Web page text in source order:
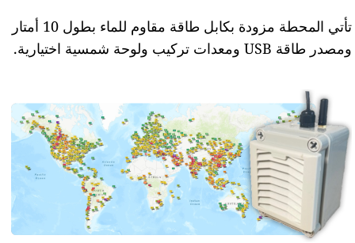
تأتي المحطة مزودة بكابل طاقة مقاوم للماء بطول 10 أمتار
ومصدر طاقة USB ومعدات تركيب ولوحة شمسية اختيارية.